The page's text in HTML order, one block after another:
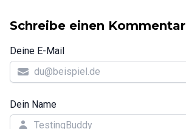
Schreibe einen Kommentar
Deine E-Mail
Dein Name